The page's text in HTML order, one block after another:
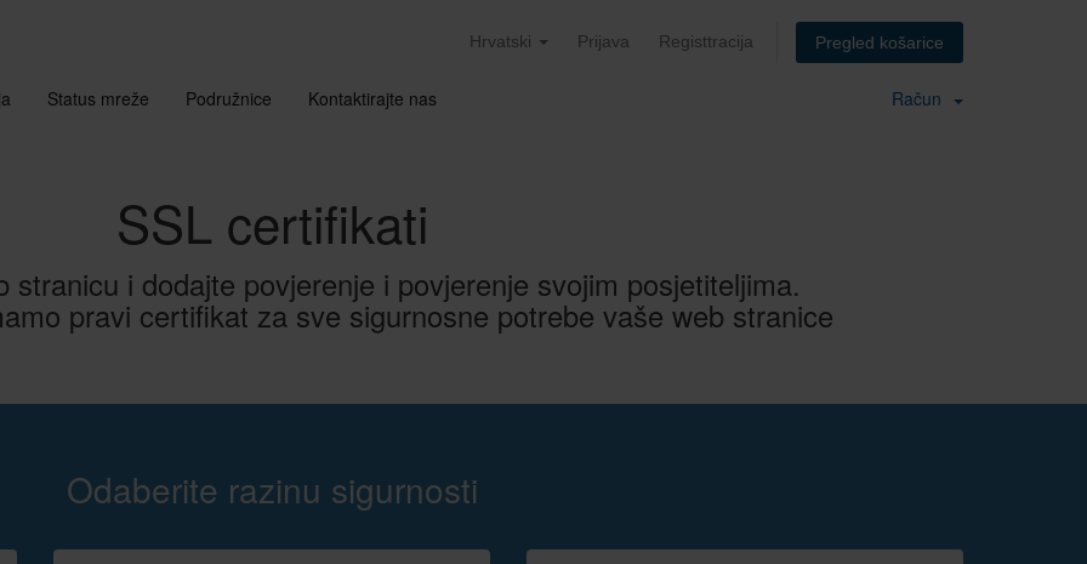
Hrvatski Prijava Registtracija Pregled košarice
Status mreže Podružnice Kontaktirajte nas Račun
SSL certifikati
stranicu i dodajte povjerenje i povjerenje svojim posjetiteljima.
pravi certifikat za sve sigurnosne potrebe vaše web stranice
Odaberite razinu sigurnosti